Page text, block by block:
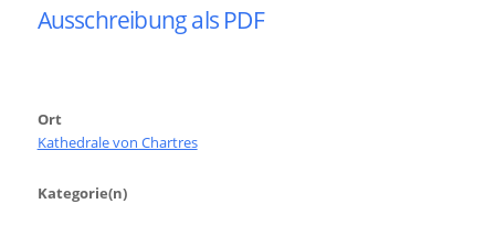
Ausschreibung als PDF
Ort
Kathedrale von Chartres
Kategorie(n)